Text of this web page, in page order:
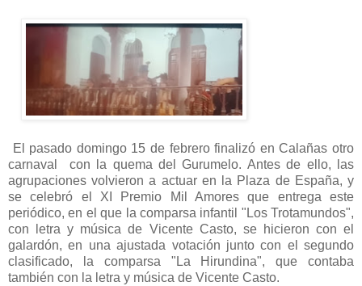
El pasado domingo 15 de febrero finalizó en Calañas otro
carnaval con la quema del Gurumelo. Antes de ello, las
agrupaciones volvieron a actuar en la Plaza de España, y
se celebró el XI Premio Mil Amores que entrega este
periódico, en el que la comparsa infantil "Los Trotamundos",
con letra y música de Vicente Casto, se hicieron con el
galardón, en una ajustada votación junto con el segundo
clasificado, la comparsa "La Hirundina", que contaba
también con la letra y música de Vicente Casto.